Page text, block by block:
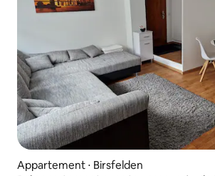
Appartement ⋅ Birsfelden